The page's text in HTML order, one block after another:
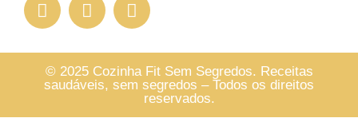
© 2025 Cozinha Fit Sem Segredos. Receitas
saudáveis, sem segredos – Todos os direitos
reservados.